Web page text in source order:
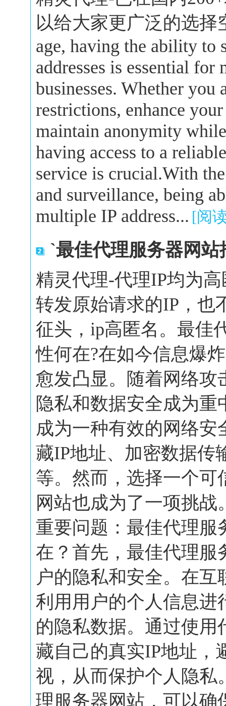
以给大家更广泛的选择
age, having the ability to
addresses is essential
businesses. Whether you
restrictions, enhance
maintain anonymity
having access to a
service is crucial.With
and surveillance, being
multiple IP address... [阅
`最佳代理服务器网
精灵代理-代理IP均为
转发原始请求的IP，也
征头，ip高匿名。最佳
性何在?在如今信息爆
愈发凸显。随着网络攻
隐私和数据安全成为
成为一种有效的网络
藏IP地址、加密数据传
等。然而，选择一个可
网站也成为了一项挑
重要问题：最佳代理服
在？首先，最佳代理服
户的隐私和安全。在
利用用户的个人信息进
的隐私数据。通过使
藏自己的真实IP地址，
视，从而保护个人隐私
理服务器网站，可以确